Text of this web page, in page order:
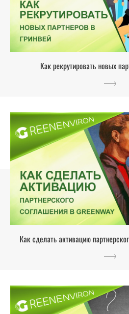
Как рекрутировать новых
Как сделать активацию